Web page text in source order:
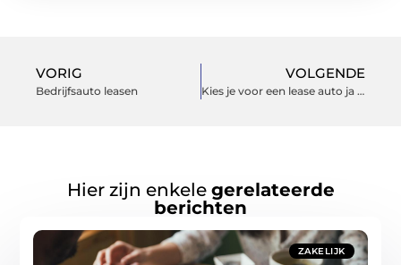
VORIG
Bedrijfsauto leasen
VOLGENDE
Kies je voor een lease auto ja of nee
Hier zijn enkele gerelateerde
berichten
ZAKELIJK